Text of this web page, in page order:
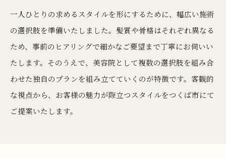
一人ひとりの求めるスタイルを形にするために、幅広い施術
の選択肢を準備いたしました。髪質や骨格はそれぞれ異なる
ため、事前のヒアリングで細かなご要望まで丁寧にお伺いい
たします。そのうえで、美容院として複数の選択肢を組み合
わせた独自のプランを組み立てていくのが特徴です。客観的
な視点から、お客様の魅力が際立つスタイルをつくば市にて
ご提案いたします。